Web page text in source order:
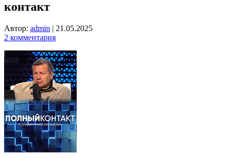
контакт
Автор: admin | 21.05.2025
2 комментария